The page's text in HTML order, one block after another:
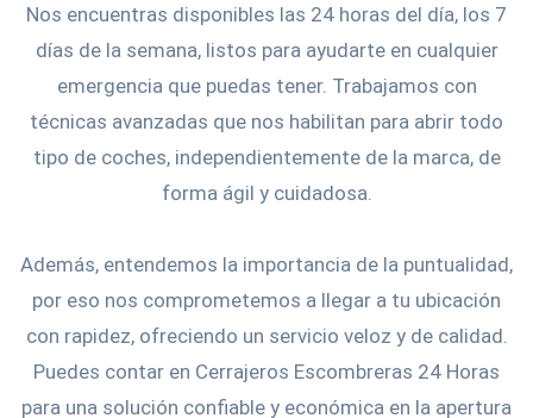
Nos encuentras disponibles las 24 horas del día, los 7
días de la semana, listos para ayudarte en cualquier
emergencia que puedas tener. Trabajamos con
técnicas avanzadas que nos habilitan para abrir todo
tipo de coches, independientemente de la marca, de
forma ágil y cuidadosa.
Además, entendemos la importancia de la puntualidad,
por eso nos comprometemos a llegar a tu ubicación
con rapidez, ofreciendo un servicio veloz y de calidad.
Puedes contar en Cerrajeros Escombreras 24 Horas
para una solución confiable y económica en la apertura